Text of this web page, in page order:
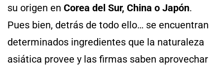
su origen en Corea del Sur, China o Japón.
Pues bien, detrás de todo ello… se encuentran
determinados ingredientes que la naturaleza
asiática provee y las firmas saben aprovechar